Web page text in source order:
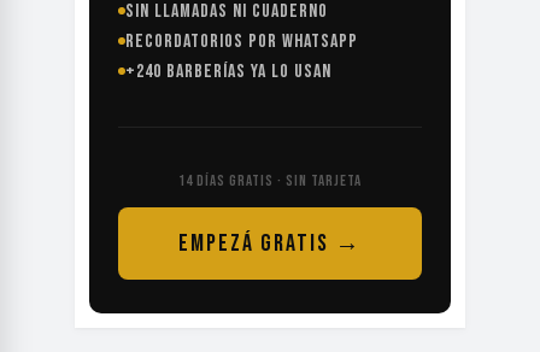
SIN LLAMADAS NI CUADERNO
RECORDATORIOS POR WHATSAPP
+240 BARBERÍAS YA LO USAN
14 DÍAS GRATIS · SIN TARJETA
EMPEZÁ GRATIS →